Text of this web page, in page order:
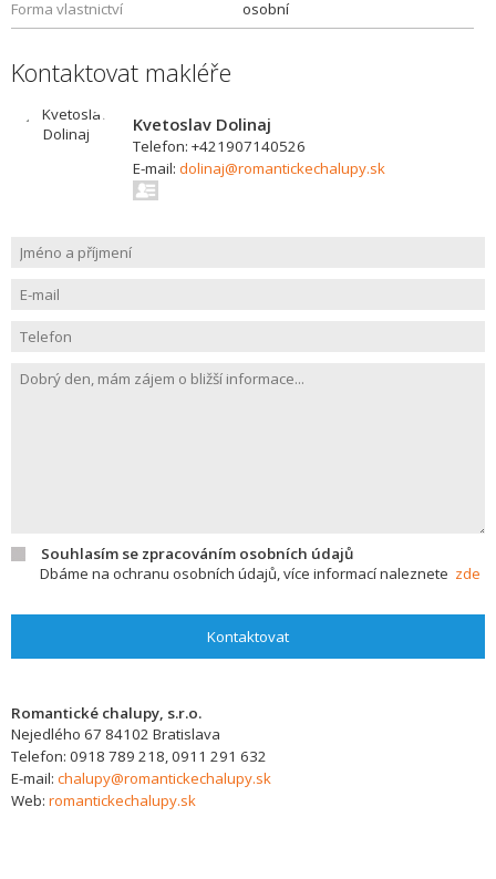
Forma vlastnictví
osobní
Kontaktovat makléře
Kvetoslav Dolinaj
Telefon: +421907140526
E-mail: dolinaj@romantickechalupy.sk
Souhlasím se zpracováním osobních údajů
Dbáme na ochranu osobních údajů, více informací naleznete zde
Kontaktovat
Romantické chalupy, s.r.o.
Nejedlého 67 84102 Bratislava
Telefon: 0918 789 218, 0911 291 632
E-mail: chalupy@romantickechalupy.sk
Web: romantickechalupy.sk